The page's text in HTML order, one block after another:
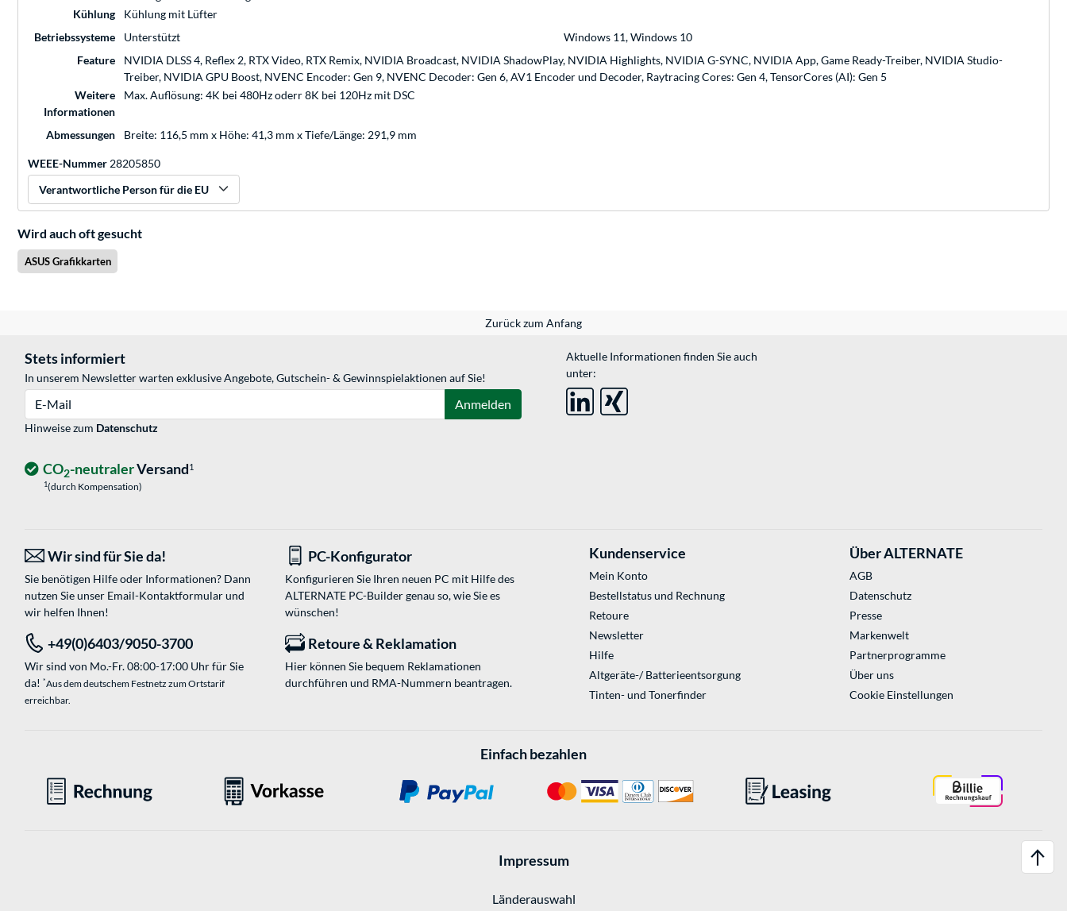
Kühlung
Kühlung mit Lüfter
Betriebssysteme
Unterstützt
Windows 11, Windows 10
Feature
NVIDIA DLSS 4, Reflex 2, RTX Video, RTX Remix, NVIDIA Broadcast, NVIDIA ShadowPlay, NVIDIA Highlights, NVIDIA G-SYNC, NVIDIA App, Game Ready-Treiber, NVIDIA Studio-
Treiber, NVIDIA GPU Boost, NVENC Encoder: Gen 9, NVENC Decoder: Gen 6, AV1 Encoder und Decoder, Raytracing Cores: Gen 4, TensorCores (AI): Gen 5
Weitere
Informationen
Max. Auflösung: 4K bei 480Hz oderr 8K bei 120Hz mit DSC
Abmessungen Breite: 116,5 mm x Höhe: 41,3 mm x Tiefe/Länge: 291,9 mm
WEEE-Nummer 28205850
Verantwortliche Person für die EU
Wird auch oft gesucht
ASUS Grafikkarten
Zurück zum Anfang
Stets informiert
In unserem Newsletter warten exklusive Angebote, Gutschein- & Gewinnspielaktionen auf Sie!
Anmelden
Hinweise zum Datenschutz
Aktuelle Informationen finden Sie auch
unter:
CO2-neutralerVersand1
1(durch Kompensation)
Wir sind für Sie da!
Sie benötigen Hilfe oder Informationen? Dann
nutzen Sie unser Email-Kontaktformularund
wir helfen Ihnen!
PC-Konfigurator
Konfigurieren Sie Ihren neuen PC mit Hilfe des
ALTERNATE PC-Builder genau so, wie Sie es
wünschen!
+49(0)6403/9050-3700
Wir sind von Mo.-Fr. 08:00-17:00 Uhr für Sie
da! *Aus dem deutschem Festnetz zum Ortstarif
erreichbar.
Retoure & Reklamation
Hier können Sie bequem Reklamationen
durchführen und RMA-Nummern beantragen.
Kundenservice
Mein Konto
Bestellstatus und Rechnung
Retoure
Newsletter
Hilfe
Altgeräte-/ Batterieentsorgung
Tinten- und Tonerfinder
Über ALTERNATE
AGB
Datenschutz
Presse
Markenwelt
Partnerprogramme
Über uns
Cookie Einstellungen
Einfach bezahlen
Impressum
Länderauswahl